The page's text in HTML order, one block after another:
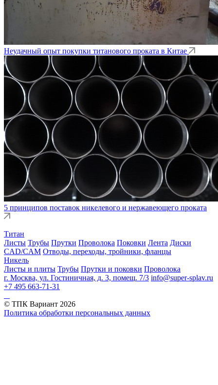
Неудачный опыт покупки титанового проката в Китае
5 принципов поставок никелевого и нержавеющего проката
Титан
Листы Трубы Прутки Проволока Поковки Лента Диски
CAD/CAM Отводы, переходы, тройники, фланцы
Никель
Листы и плиты Трубы Прутки и поковки Проволока
г. Москва, ул. Гостиничная, д. 3, помещ. 7/3 info@super-splav.ru
+7 495 663-71-31
© ТПК Вариант 2026
Политика обработки персональных данных